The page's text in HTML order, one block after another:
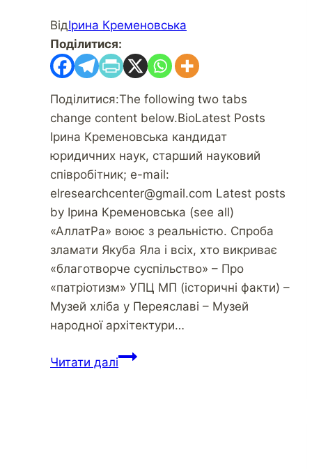
ВідІрина Кременовська
Поділитися:
Поділитися:The following two tabs
change content below.BioLatest Posts
Ірина Кременовська кандидат
юридичних наук, старший науковий
співробітник; e-mail:
elresearchcenter@gmail.com Latest posts
by Ірина Кременовська (see all)
«АллатРа» воює з реальністю. Спроба
зламати Якуба Яла і всіх, хто викриває
«благотворче суспільство» – Про
«патріотизм» УПЦ МП (історичні факти) –
Музей хліба у Переяславі – Музей
народної архітектури…
Читати даліУбивайте